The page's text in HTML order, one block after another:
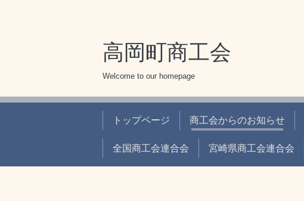
高岡町商工会
Welcome to our homepage
トップページ 商工会からのお知らせ
全国商工会連合会 宮崎県商工会連合会